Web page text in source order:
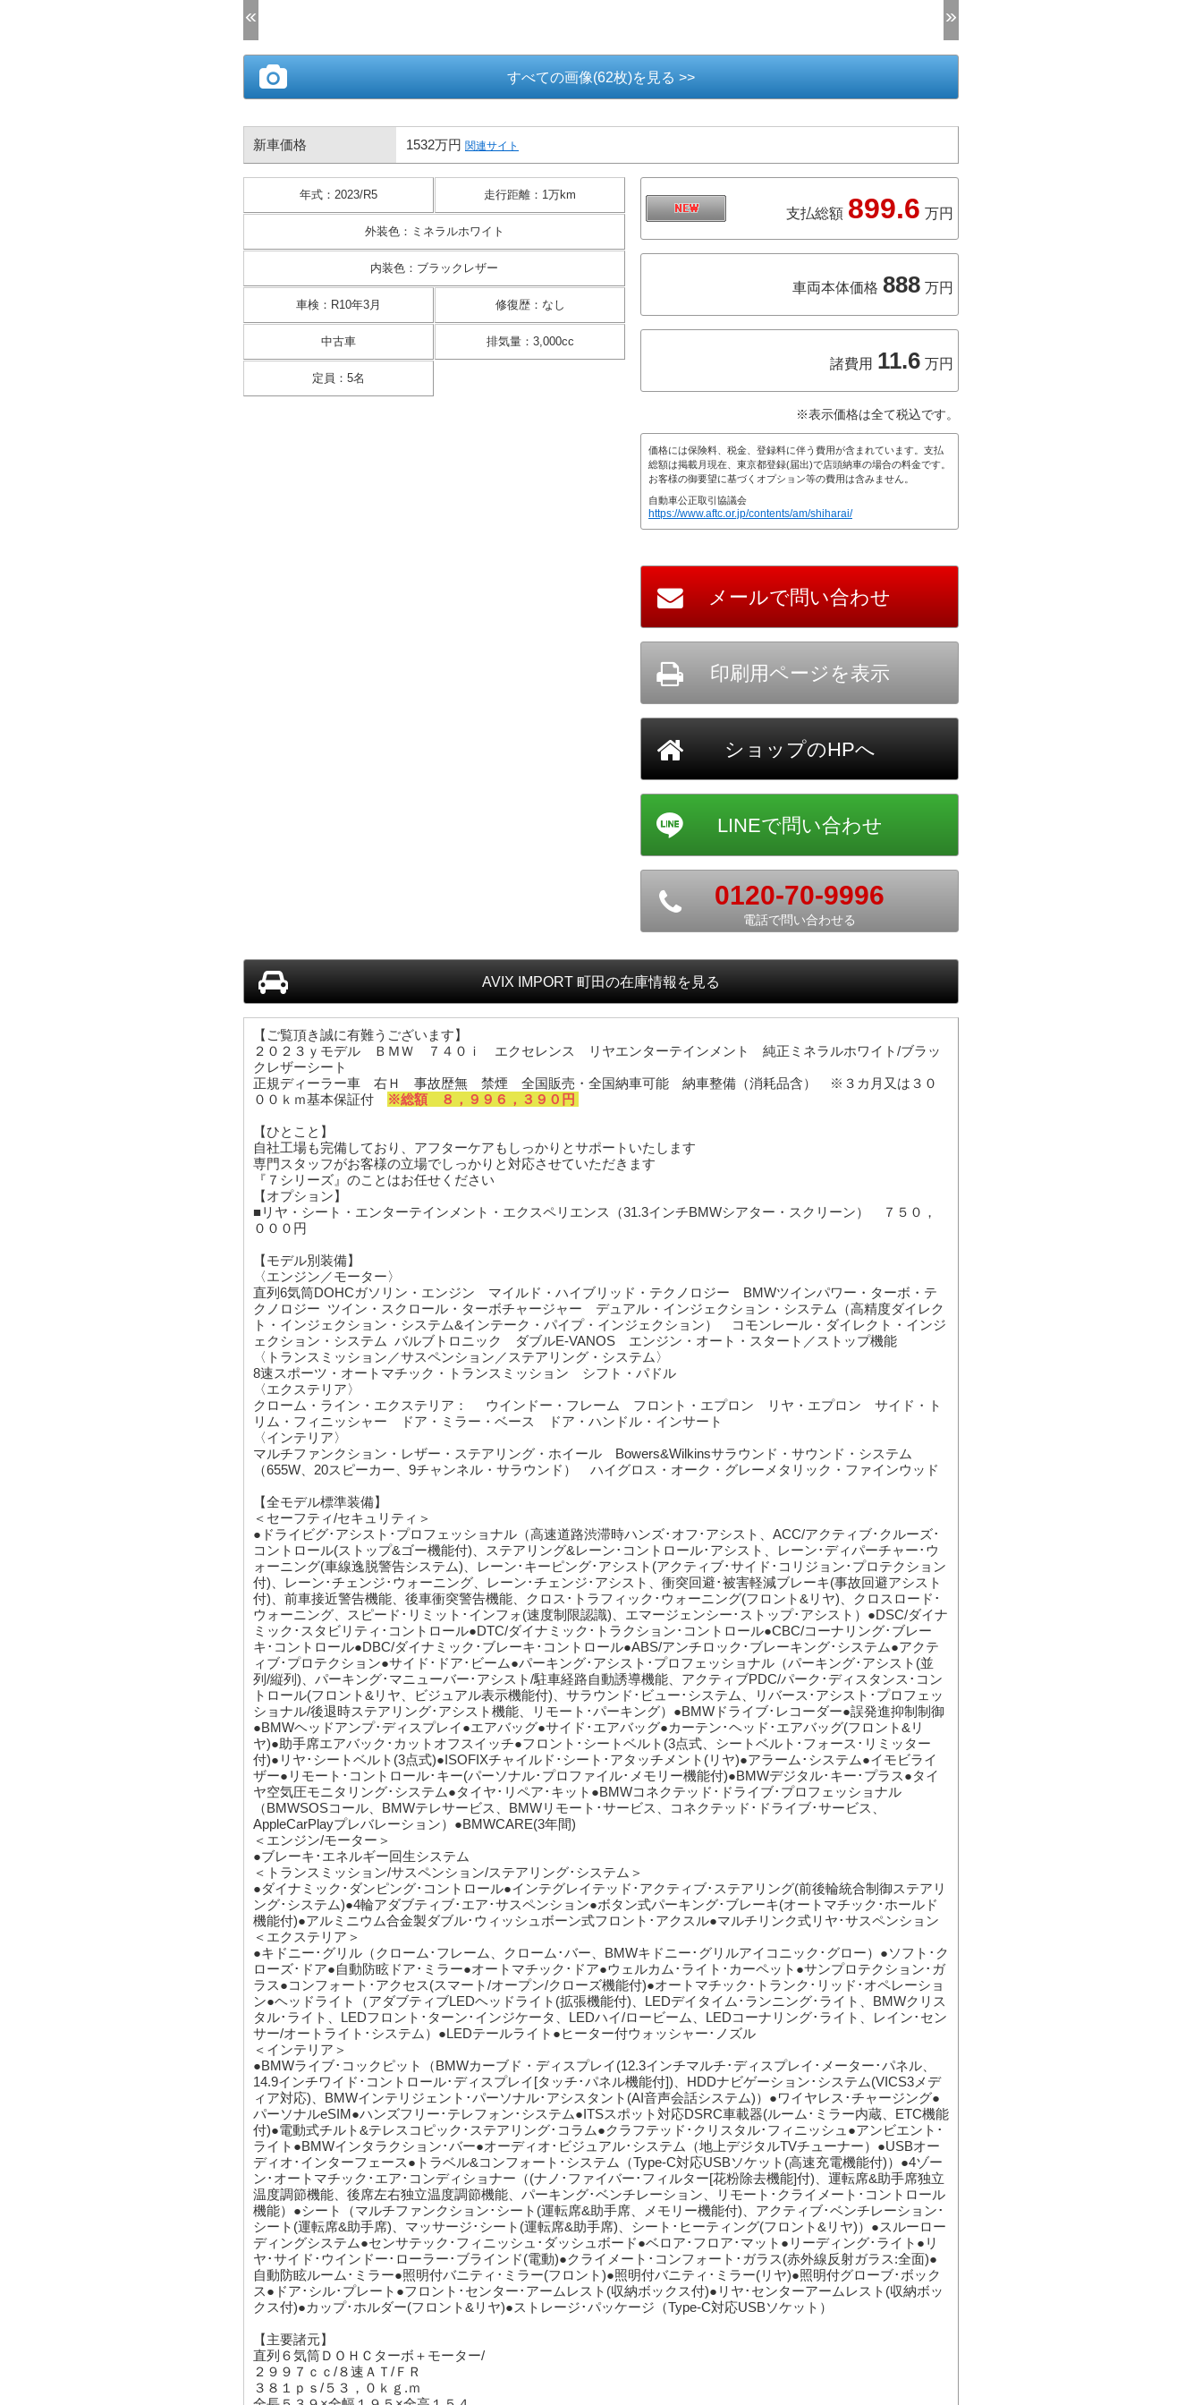
すべての画像(62枚)を見る >>
新車価格 1532万円 関連サイト
年式 ： 2023/R5 走行距離 ： 1万km
外装色： ミネラルホワイト
内装色 ： ブラックレザー
車検 ： R10年3月 修復歴： なし
中古車 排気量： 3,000cc
定員 ： 5名
支払総額 899.6 万円
車両本体価格 888 万円
諸費用 11.6 万円
※表示価格は全て税込です。
価格には保険料、税金、登録料に伴う費用が含まれています。支払
総額は掲載月現在、東京都登録(届出)で店頭納車の場合の料金です。
お客様の御要望に基づくオプション等の費用は含みません。
自動車公正取引協議会
https://www.aftc.or.jp/contents/am/shiharai/
0120-70-9996
電話で問い合わせる
AVIX IMPORT 町田の在庫情報を見る
【ご覧頂き誠に有難うございます】
２０２３ｙモデル ＢＭＷ ７４０ｉ エクセレンス リヤエンターテインメント 純正ミネラルホワイト/ブラッ
クレザーシート
正規ディーラー車 右Ｈ 事故歴無 禁煙 全国販売・全国納車可能 納車整備（消耗品含） ※３カ月又は３０
００ｋｍ基本保証付
※総額 ８，９９６，３９０円
【ひとこと】
自社工場も完備しており、アフターケアもしっかりとサポートいたします
専門スタッフがお客様の立場でしっかりと対応させていただきます
『７シリーズ』のことはお任せください
【オプション】
■リヤ・シート・エンターテインメント・エクスペリエンス（31.3インチBMWシアター・スクリーン） ７５０，
０００円
【モデル別装備】
〈エンジン／モーター〉
直列6気筒DOHCガソリン・エンジン マイルド・ハイブリッド・テクノロジー BMWツインパワー・ターボ・テ
クノロジー ツイン・スクロール・ターボチャージャー デュアル・インジェクション・システム（高精度ダイレク
ト・インジェクション・システム&インテーク・パイプ・インジェクション） コモンレール・ダイレクト・インジ
ェクション・システム バルブトロニック ダブルE-VANOS エンジン・オート・スタート／ストップ機能
〈トランスミッション／サスペンション／ステアリング・システム〉
8速スポーツ・オートマチック・トランスミッション シフト・パドル
〈エクステリア〉
クローム・ライン・エクステリア： ウインドー・フレーム フロント・エプロン リヤ・エプロン サイド・ト
リム・フィニッシャー ドア・ミラー・ベース ドア・ハンドル・インサート
〈インテリア〉
マルチファンクション・レザー・ステアリング・ホイール Bowers&Wilkinsサラウンド・サウンド・システム
（655W、20スピーカー、9チャンネル・サラウンド） ハイグロス・オーク・グレーメタリック・ファインウッド
【全モデル標準装備】
＜セーフティ/セキュリティ＞
●ドライビグ･アシスト･プロフェッショナル（高速道路渋滞時ハンズ･オフ･アシスト、ACC/アクティブ･クルーズ･
コントロール(ストップ&ゴー機能付)、ステアリング&レーン･コントロール･アシスト、レーン･ディパーチャー･ウ
ォーニング(車線逸脱警告システム)、レーン･キーピング･アシスト(アクティブ･サイド･コリジョン･プロテクション
付)、レーン･チェンジ･ウォーニング、レーン･チェンジ･アシスト、衝突回避･被害軽減ブレーキ(事故回避アシスト
付)、前車接近警告機能、後車衝突警告機能、クロス･トラフィック･ウォーニング(フロント&リヤ)、クロスロード･
ウォーニング、スピード･リミット･インフォ(速度制限認識)、エマージェンシー･ストップ･アシスト）●DSC/ダイナ
ミック･スタビリティ･コントロール●DTC/ダイナミック･トラクション･コントロール●CBC/コーナリング･ブレー
キ･コントロール●DBC/ダイナミック･ブレーキ･コントロール●ABS/アンチロック･ブレーキング･システム●アクテ
ィブ･プロテクション●サイド･ドア･ビーム●パーキング･アシスト･プロフェッショナル（パーキング･アシスト(並
列/縦列)、パーキング･マニューバー･アシスト/駐車経路自動誘導機能、アクティブPDC/パーク･ディスタンス･コン
トロール(フロント&リヤ、ビジュアル表示機能付)、サラウンド･ビュー･システム、リバース･アシスト･プロフェッ
ショナル/後退時ステアリング･アシスト機能、リモート･パーキング）●BMWドライブ･レコーダー●誤発進抑制制御
●BMWヘッドアンプ･ディスプレイ●エアバッグ●サイド･エアバッグ●カーテン･ヘッド･エアバッグ(フロント&リ
ヤ)●助手席エアバック･カットオフスイッチ●フロント･シートベルト(3点式、シートベルト･フォース･リミッター
付)●リヤ･シートベルト(3点式)●ISOFIXチャイルド･シート･アタッチメント(リヤ)●アラーム･システム●イモビライ
ザー●リモート･コントロール･キー(パーソナル･プロファイル･メモリー機能付)●BMWデジタル･キー･プラス●タイ
ヤ空気圧モニタリング･システム●タイヤ･リペア･キット●BMWコネクテッド･ドライブ･プロフェッショナル
（BMWSOSコール、BMWテレサービス、BMWリモート･サービス、コネクテッド･ドライブ･サービス、
AppleCarPlayプレバレーション）●BMWCARE(3年間)
＜エンジン/モーター＞
●ブレーキ･エネルギー回生システム
＜トランスミッション/サスペンション/ステアリング･システム＞
●ダイナミック･ダンピング･コントロール●インテグレイテッド･アクティブ･ステアリング(前後輪統合制御ステアリ
ング･システム)●4輪アダブティブ･エア･サスペンション●ボタン式パーキング･ブレーキ(オートマチック･ホールド
機能付)●アルミニウム合金製ダブル･ウィッシュボーン式フロント･アクスル●マルチリンク式リヤ･サスペンション
＜エクステリア＞
●キドニー･グリル（クローム･フレーム、クローム･バー、BMWキドニー･グリルアイコニック･グロー）●ソフト･ク
ローズ･ドア●自動防眩ドア･ミラー●オートマチック･ドア●ウェルカム･ライト･カーペット●サンプロテクション･ガ
ラス●コンフォート･アクセス(スマート/オープン/クローズ機能付)●オートマチック･トランク･リッド･オペレーショ
ン●ヘッドライト（アダブティブLEDヘッドライト(拡張機能付)、LEDデイタイム･ランニング･ライト、BMWクリス
タル･ライト、LEDフロント･ターン･インジケータ、LEDハイ/ロービーム、LEDコーナリング･ライト、レイン･セン
サー/オートライト･システム）●LEDテールライト●ヒーター付ウォッシャー･ノズル
＜インテリア＞
●BMWライブ･コックピット（BMWカーブド・ディスプレイ(12.3インチマルチ･ディスプレイ･メーター･パネル、
14.9インチワイド･コントロール･ディスプレイ[タッチ･パネル機能付])、HDDナビゲーション･システム(VICS3メデ
ィア対応)、BMWインテリジェント･パーソナル･アシスタント(AI音声会話システム)）●ワイヤレス･チャージング●
パーソナルeSIM●ハンズフリー･テレフォン･システム●ITSスポット対応DSRC車載器(ルーム･ミラー内蔵、ETC機能
付)●電動式チルト&テレスコピック･ステアリング･コラム●クラフテッド･クリスタル･フィニッシュ●アンビエント･
ライト●BMWインタラクション･バー●オーディオ･ビジュアル･システム（地上デジタルTVチューナー）●USBオー
ディオ･インターフェース●トラベル&コンフォート･システム（Type-C対応USBソケット(高速充電機能付)）●4ゾー
ン･オートマチック･エア･コンディショナー（(ナノ･ファイバー･フィルター[花粉除去機能]付)、運転席&助手席独立
温度調節機能、後席左右独立温度調節機能、パーキング･ベンチレーション、リモート･クライメート･コントロール
機能）●シート（マルチファンクション･シート(運転席&助手席、メモリー機能付)、アクティブ･ベンチレーション･
シート(運転席&助手席)、マッサージ･シート(運転席&助手席)、シート･ヒーティング(フロント&リヤ)）●スルーロー
ディングシステム●センサテック･フィニッシュ･ダッシュボード●ベロア･フロア･マット●リーディング･ライト●リ
ヤ･サイド･ウインドー･ローラー･ブラインド(電動)●クライメート･コンフォート･ガラス(赤外線反射ガラス:全面)●
自動防眩ルーム･ミラー●照明付バニティ･ミラー(フロント)●照明付バニティ･ミラー(リヤ)●照明付グローブ･ボック
ス●ドア･シル･プレート●フロント･センター･アームレスト(収納ボックス付)●リヤ･センターアームレスト(収納ボッ
クス付)●カップ･ホルダー(フロント&リヤ)●ストレージ･パッケージ（Type-C対応USBソケット）
【主要諸元】
直列６気筒ＤＯＨＣターボ＋モーター/
２９９７ｃｃ/８速ＡＴ/ＦＲ
３８１ｐｓ/５３，０ｋｇ.ｍ